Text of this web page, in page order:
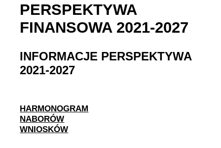
PERSPEKTYWA
FINANSOWA 2021-2027
INFORMACJE PERSPEKTYWA
2021-2027
HARMONOGRAM
NABORÓW
WNIOSKÓW